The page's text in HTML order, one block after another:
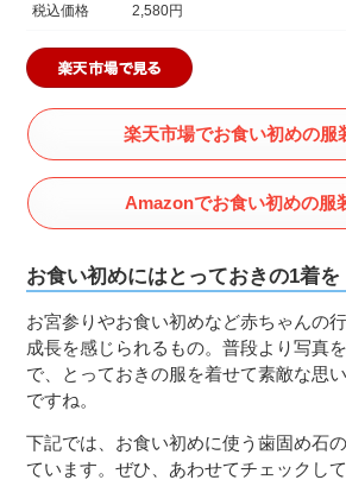
税込価格 2,580円
楽天市場でお食い初めの服
Amazonでお食い初めの服
お食い初めにはとっておきの1着を
お宮参りやお食い初めなど赤ちゃんの
成長を感じられるもの。普段より写真
で、とっておきの服を着せて素敵な思
ですね。
下記では、お食い初めに使う歯固め石
ています。ぜひ、あわせてチェックし